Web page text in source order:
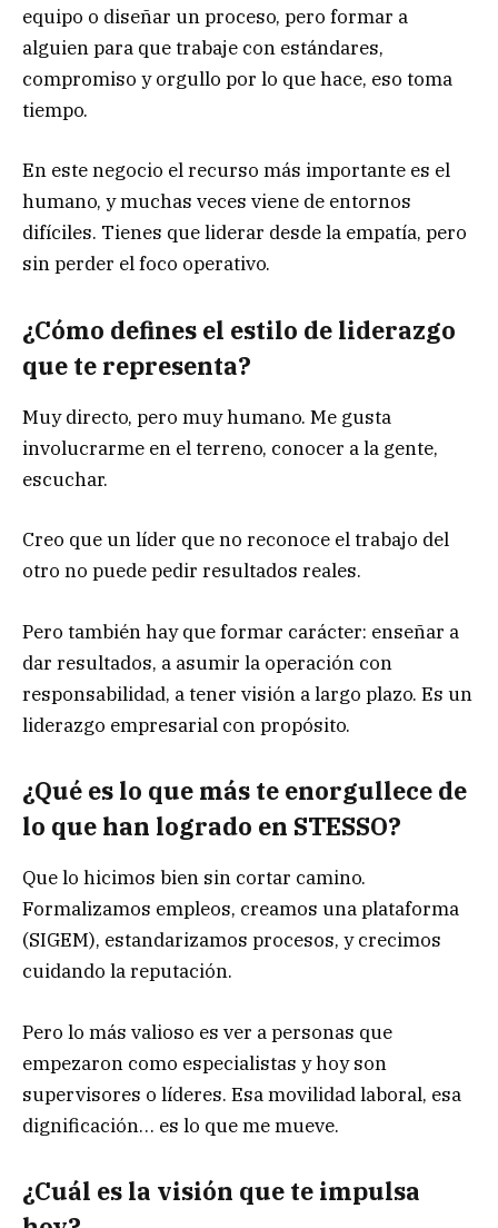
equipo o diseñar un proceso, pero formar a
alguien para que trabaje con estándares,
compromiso y orgullo por lo que hace, eso toma
tiempo.
En este negocio el recurso más importante es el
humano, y muchas veces viene de entornos
difíciles. Tienes que liderar desde la empatía, pero
sin perder el foco operativo.
¿Cómo defines el estilo de liderazgo
que te representa?
Muy directo, pero muy humano. Me gusta
involucrarme en el terreno, conocer a la gente,
escuchar.
Creo que un líder que no reconoce el trabajo del
otro no puede pedir resultados reales.
Pero también hay que formar carácter: enseñar a
dar resultados, a asumir la operación con
responsabilidad, a tener visión a largo plazo. Es un
liderazgo empresarial con propósito.
¿Qué es lo que más te enorgullece de
lo que han logrado en STESSO?
Que lo hicimos bien sin cortar camino.
Formalizamos empleos, creamos una plataforma
(SIGEM), estandarizamos procesos, y crecimos
cuidando la reputación.
Pero lo más valioso es ver a personas que
empezaron como especialistas y hoy son
supervisores o líderes. Esa movilidad laboral, esa
dignificación… es lo que me mueve.
¿Cuál es la visión que te impulsa